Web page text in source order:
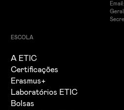
Email:
ESCOLA
A ETIC
Certificações
Erasmus+
Laboratórios ETIC
Bolsas